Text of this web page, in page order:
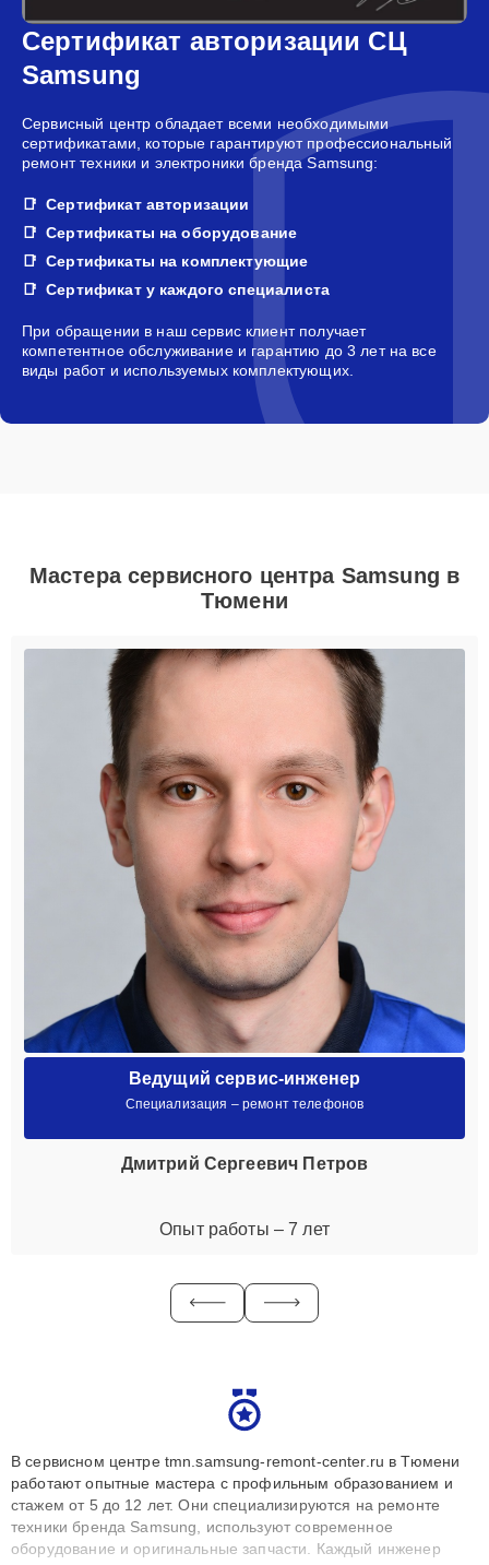
Сертификат авторизации СЦ
Samsung
Сервисный центр обладает всеми необходимыми
сертификатами, которые гарантируют профессиональный
ремонт техники и электроники бренда Samsung:
Сертификат авторизации
Сертификаты на оборудование
Сертификаты на комплектующие
Сертификат у каждого специалиста
При обращении в наш сервис клиент получает
компетентное обслуживание и гарантию до 3 лет на все
виды работ и используемых комплектующих.
Мастера сервисного центра Samsung в
Тюмени
Ведущий сервис-инженер
Специализация – ремонт телефонов
Дмитрий Сергеевич Петров
Опыт работы – 7 лет
В сервисном центре tmn.samsung-remont-center.ru в Тюмени
работают опытные мастера с профильным образованием и
стажем от 5 до 12 лет. Они специализируются на ремонте
техники бренда Samsung, используют современное
оборудование и оригинальные запчасти. Каждый инженер